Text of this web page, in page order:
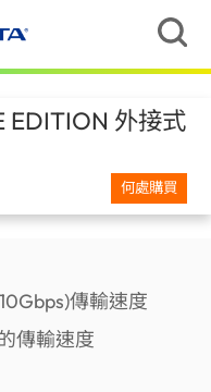
EDITION 外接式
何處購買
傳輸速度
傳輸速度